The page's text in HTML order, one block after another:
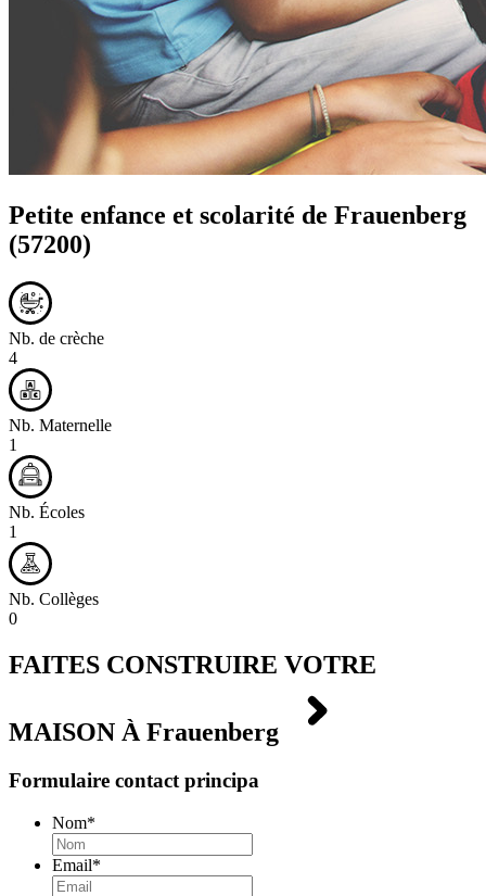
Petite enfance et scolarité de Frauenberg
(57200)
Nb. de crèche
4
Nb. Maternelle
1
Nb. Écoles
1
Nb. Collèges
0
FAITES CONSTRUIRE VOTRE
MAISON À Frauenberg
Formulaire contact principa
Nom*
Email*